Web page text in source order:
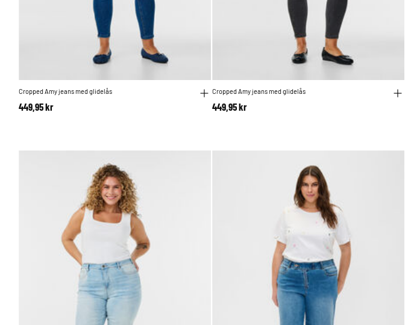
Cropped Amy jeans med glidelås
449,95 kr
Cropped Amy jeans med glidelås
449,95 kr